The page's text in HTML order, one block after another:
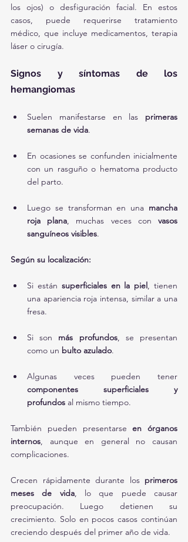
los ojos) o desfiguración facial. En estos
casos, puede requerirse tratamiento
médico, que incluye medicamentos, terapia
láser o cirugía.
Signos y síntomas de los
hemangiomas
Suelen manifestarse en las primeras
semanas de vida.
En ocasiones se confunden inicialmente
con un rasguño o hematoma producto
del parto.
Luego se transforman en una mancha
roja plana, muchas veces con vasos
sanguíneos visibles.
Según su localización:
Si están superficiales en la piel, tienen
una apariencia roja intensa, similar a una
fresa.
Si son más profundos, se presentan
como un bulto azulado.
componentes superficiales y
profundos al mismo tiempo.
También pueden presentarse en órganos
internos, aunque en general no causan
complicaciones.
Crecen rápidamente durante los primeros
meses de vida, lo que puede causar
preocupación. Luego detienen su
crecimiento. Solo en pocos casos continúan
creciendo después del primer año de vida.